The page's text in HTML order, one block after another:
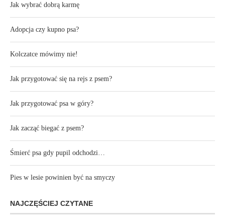
Jak wybrać dobrą karmę
Adopcja czy kupno psa?
Kolczatce mówimy nie!
Jak przygotować się na rejs z psem?
Jak przygotować psa w góry?
Jak zacząć biegać z psem?
Śmierć psa gdy pupil odchodzi…
Pies w lesie powinien być na smyczy
NAJCZĘŚCIEJ CZYTANE